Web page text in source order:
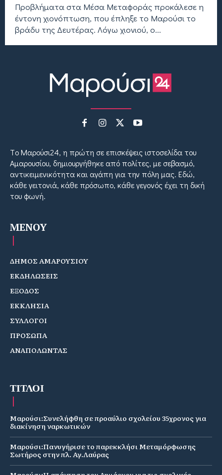
Προβλήματα στα Μέσα Μεταφοράς προκάλεσε η
έντονη χιονόπτωση, που έπληξε το Μαρούσι το
βράδυ της Δευτέρας. Λόγω χιονιού, ο...
Tο Μαρούσι24, η πρώτη σε επισκέψεις ιστοσελίδα του
Αμαρουσίου, δημιουργήθηκε από πολίτες, με σεβασμό,
αντικειμενικότητα και αγάπη για την πόλη μας. Εδώ,
κάθε γειτονιά, κάθε πρόσωπο, κάθε γεγονός έχει τη δική
του φωνή.
MENOY
ΔΗΜΟΣ ΑΜΑΡΟΥΣΙΟΥ
ΕΚΔΗΛΩΣΕΙΣ
ΕΞΟΔΟΣ
ΕΚΚΛΗΣΙΑ
ΣΥΛΛΟΓΟΙ
ΠΡΟΣΩΠΑ
ΑΝΑΠΟΛΩΝΤΑΣ
ΤΙΤΛΟΙ
Μαρούσι:Συνελήφθη σε προαύλιο σχολείου 35χρονος για
διακίνηση ναρκωτικών
Μαρούσι:Πανυγήρισε το παρεκκλήσι Μεταμόρφωσης
Σωτήρος στην πλ. Αγ.Λαύρας